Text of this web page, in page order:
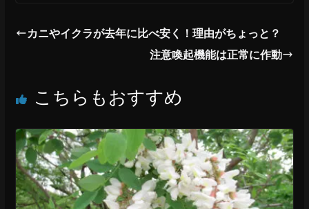
o
k
カニやイクラが去年に比べ安く！理由がちょっと？
注意喚起機能は正常に作動
こちらもおすすめ